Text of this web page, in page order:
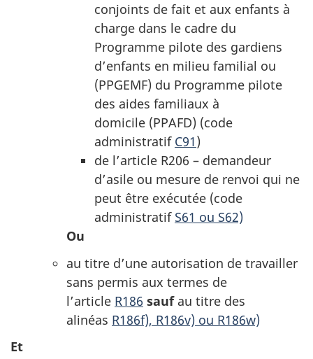
conjoints de fait et aux enfants à
charge dans le cadre du
Programme pilote des gardiens
d’enfants en milieu familial ou
(PPGEMF) du Programme pilote
des aides familiaux à
domicile (PPAFD) (code
administratif C91)
de l’article R206 – demandeur
d’asile ou mesure de renvoi qui ne
peut être exécutée (code
administratif S61 ou S62)
Ou
au titre d’une autorisation de travailler
sans permis aux termes de
l’article R186 saufau titre des
alinéas R186f), R186v) ou R186w)
Et